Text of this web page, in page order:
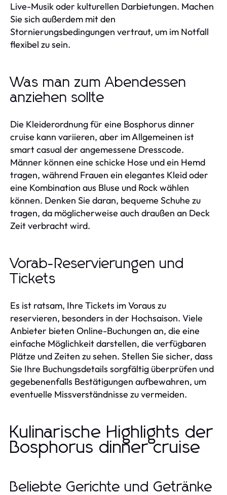
Live-Musik oder kulturellen Darbietungen. Machen
Sie sich außerdem mit den
Stornierungsbedingungen vertraut, um im Notfall
flexibel zu sein.
Was man zum Abendessen
anziehen sollte
Die Kleiderordnung für eine Bosphorus dinner
cruise kann variieren, aber im Allgemeinen ist
smart casual der angemessene Dresscode.
Männer können eine schicke Hose und ein Hemd
tragen, während Frauen ein elegantes Kleid oder
eine Kombination aus Bluse und Rock wählen
können. Denken Sie daran, bequeme Schuhe zu
tragen, da möglicherweise auch draußen an Deck
Zeit verbracht wird.
Vorab-Reservierungen und
Tickets
Es ist ratsam, Ihre Tickets im Voraus zu
reservieren, besonders in der Hochsaison. Viele
Anbieter bieten Online-Buchungen an, die eine
einfache Möglichkeit darstellen, die verfügbaren
Plätze und Zeiten zu sehen. Stellen Sie sicher, dass
Sie Ihre Buchungsdetails sorgfältig überprüfen und
gegebenenfalls Bestätigungen aufbewahren, um
eventuelle Missverständnisse zu vermeiden.
Kulinarische Highlights der
Bosphorus dinner cruise
Beliebte Gerichte und Getränke